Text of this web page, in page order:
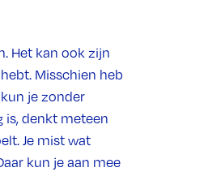
Het kan ook zijn
Misschien heb
je zonder
is, denkt meteen
Je mist wat
kun je aan mee